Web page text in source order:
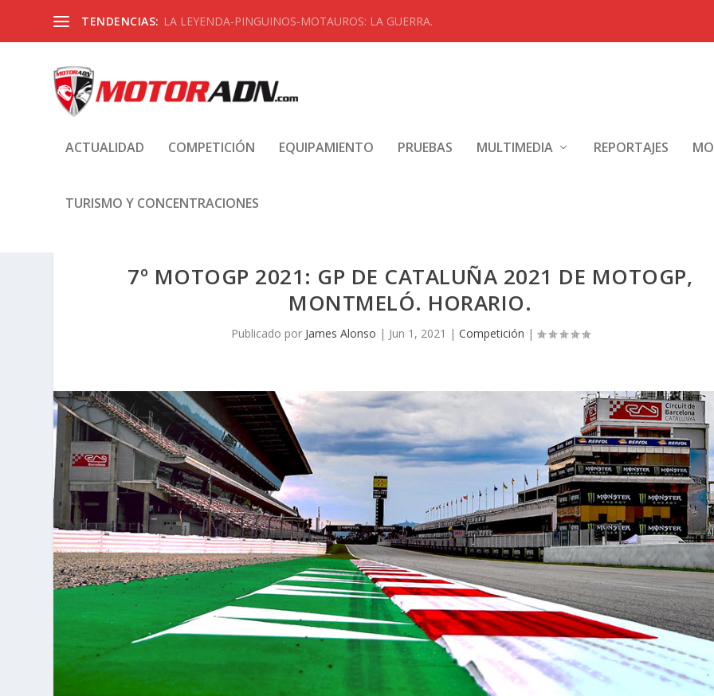
TENDENCIAS: LA LEYENDA-PINGUINOS-MOTAUROS: LA GUERRA.
ACTUALIDAD COMPETICIÓN EQUIPAMIENTO PRUEBAS MULTIMEDIA REPORTAJES
TURISMO Y CONCENTRACIONES
7º MOTOGP 2021: GP DE CATALUÑA 2021 DE MOTOGP,
MONTMELÓ. HORARIO.
Publicado por James Alonso | Jun 1, 2021 | Competición |